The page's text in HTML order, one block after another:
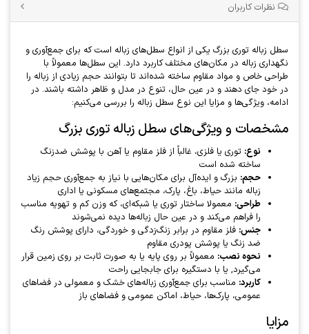
نظرات کاربران
سطل زباله توری بزرگ یکی از انواع سطل‌های زباله است که برای جمع‌آوری و
نگهداری زباله در مکان‌های مختلف کاربرد دارد. این سطل‌ها معمولاً با
طراحی خاص و مواد مقاوم ساخته شده‌اند تا بتوانند حجم زیادی از زباله را
در خود جای دهند و در عین حال، تنوع در مدل و ظاهر داشته باشند. در
ادامه، ویژگی‌ها و مزایا این نوع سطل زباله را بررسی می‌کنیم:
مشخصات و ویژگی‌های سطل زباله توری بزرگ
نوع: توری یا فلزی، غالباً از فلز مقاوم یا آهن با پوشش ضدزنگ
ساخته شده است
حجم: بزرگ و ایده‌آل برای مکان‌هایی با نیاز به جمع‌آوری حجم زیاد
زباله مانند حیاط، باغ، پارک، مجتمع‌های مسکونی یا اداری
طراحی: معمولا ساختار توری یا شبکه‌ای، که وزن کم و تهویه مناسب
را فراهم می‌کند و در عین حال زباله‌ها دیده نمی‌شوند
جنس: فلز مقاوم در برابر زنگ‌زدگی و خوردگی، دارای پوشش رنگ
ضد زنگ یا پوشش پودری مقاوم
نحوه نصب: معمولاً بر روی پایه یا به صورت ثابت بر روی زمین قرار
می‌گیرد, یا با دستگیره برای جابجایی راحت
کاربرد: مناسب برای جمع‌آوری زباله‌های خشک و معمولی در فضاهای
عمومی، پارک‌ها، حیاط، اماکن عمومی و فضاهای باز
مزایا